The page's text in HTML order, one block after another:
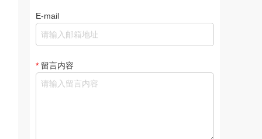
E-mail
* 留言内容